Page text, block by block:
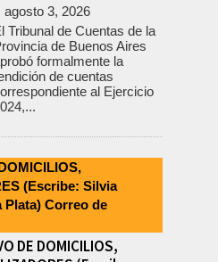
agosto 3, 2026
Tribunal de Cuentas de la
de Buenos Aires
formalmente la
de cuentas
al Ejercicio
DE DOMICILIOS,